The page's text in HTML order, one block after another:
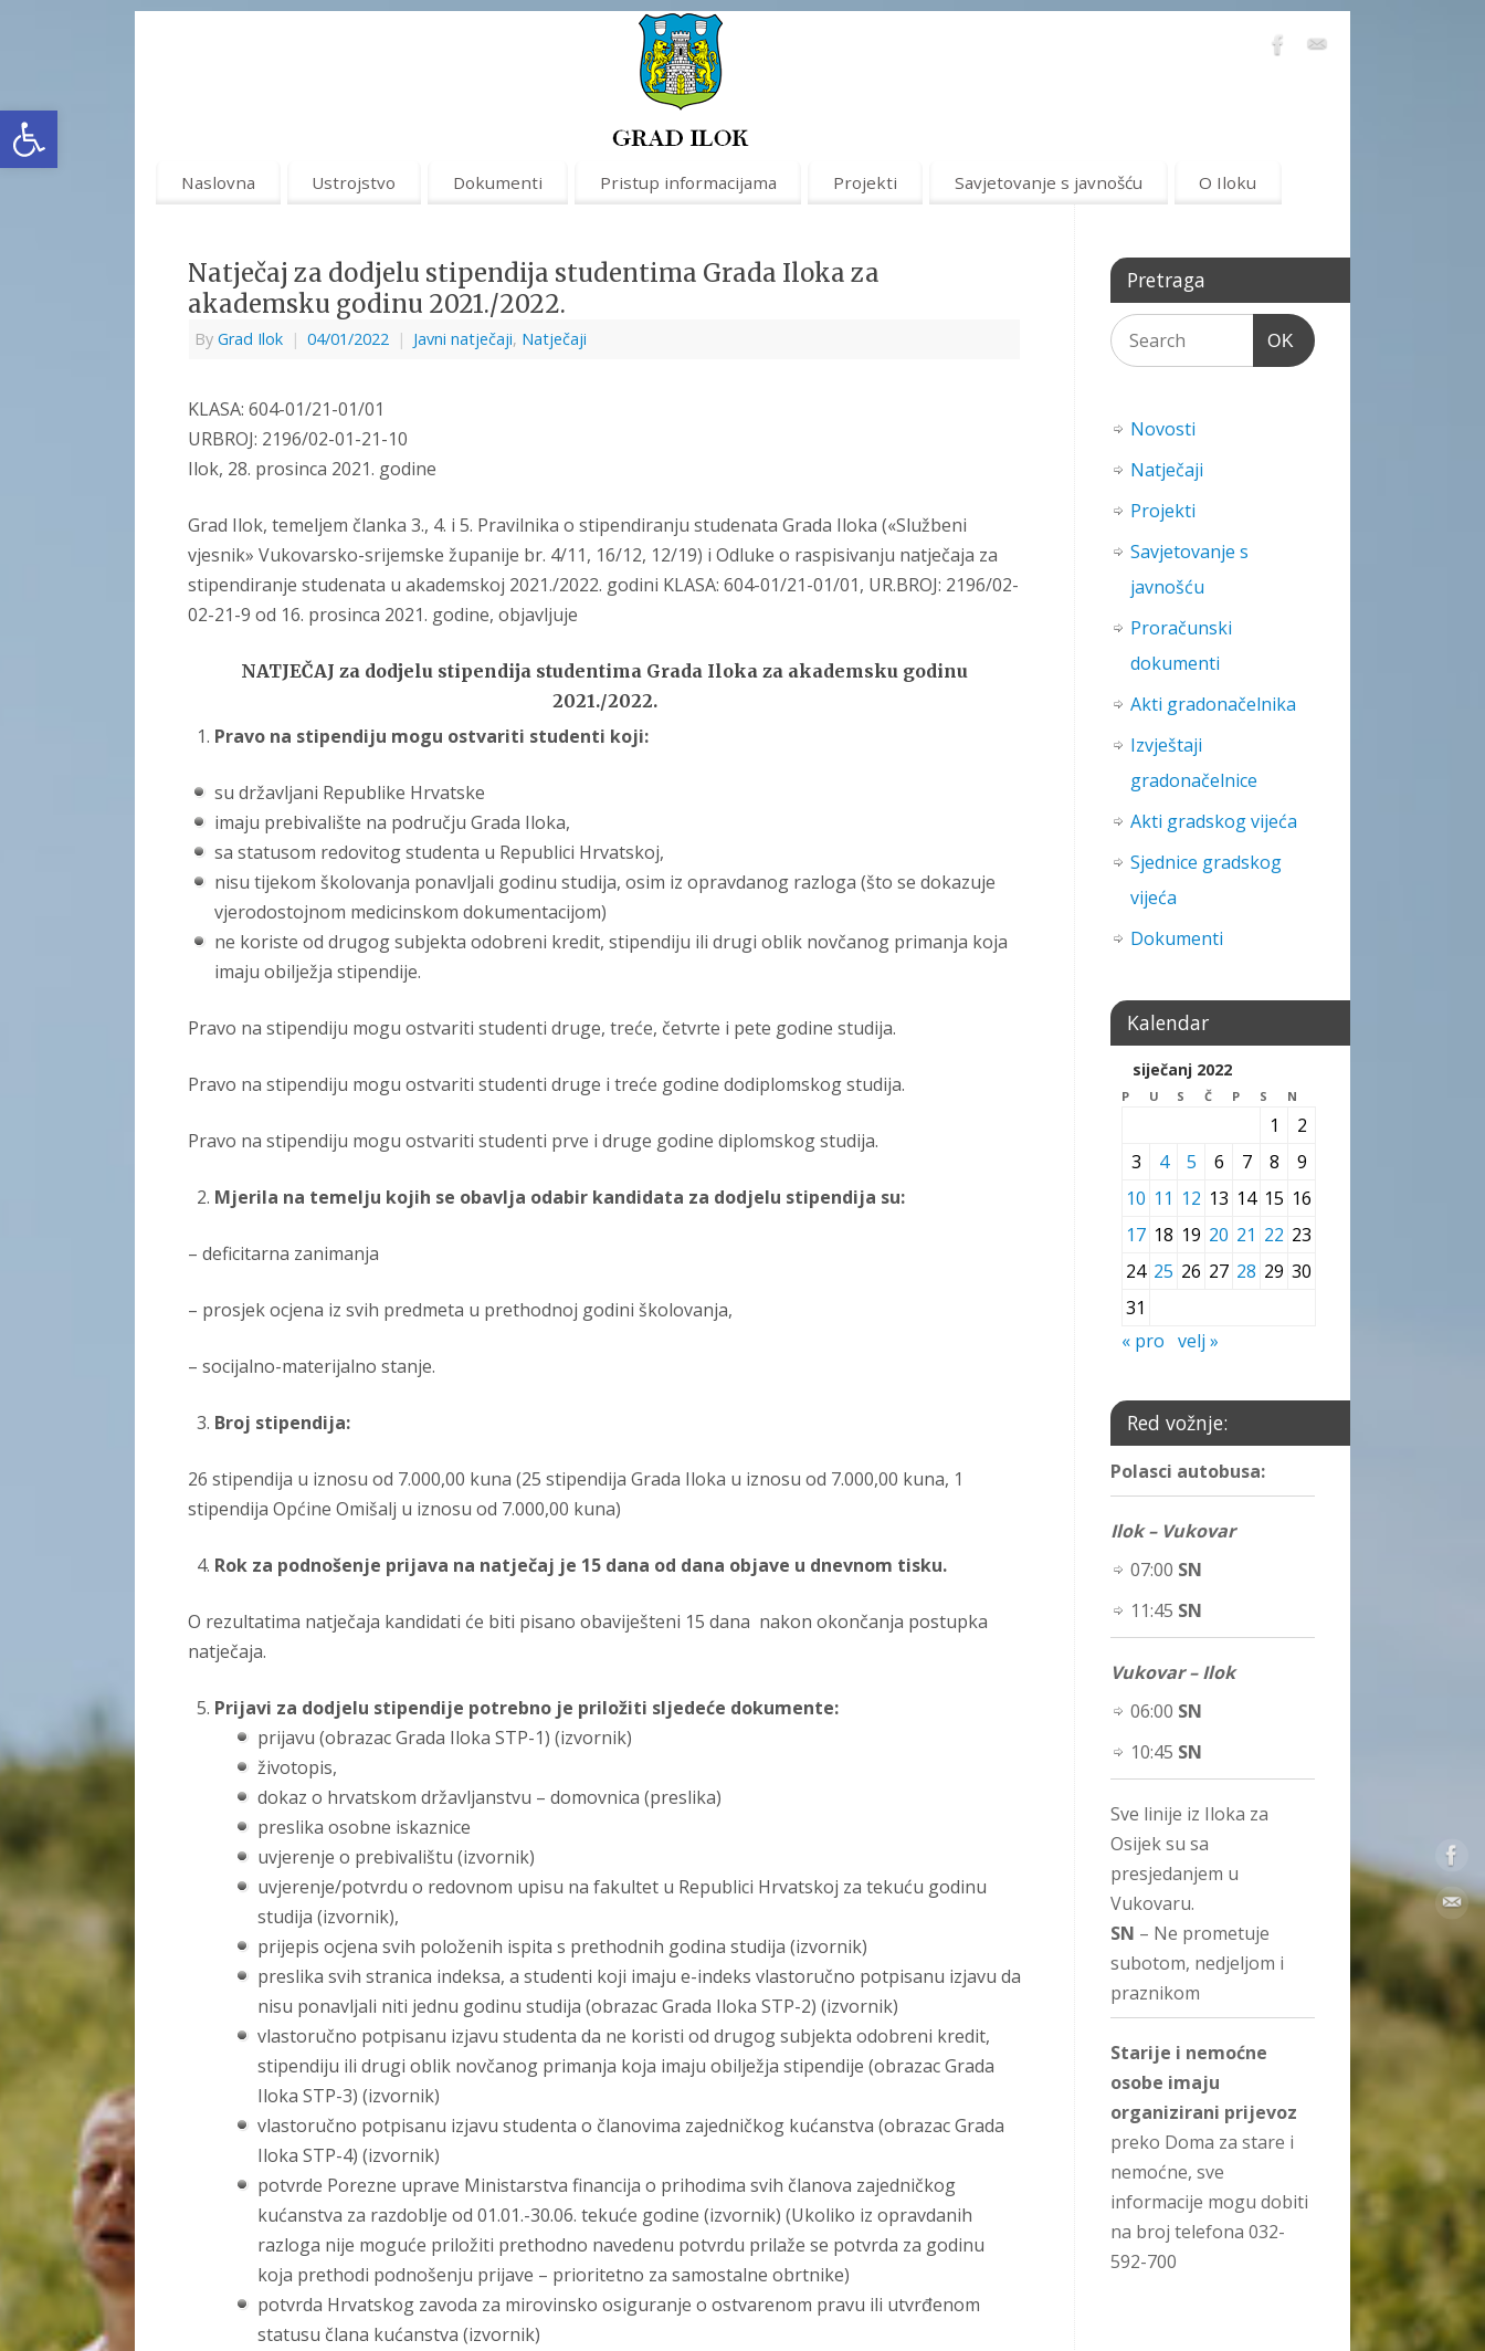
Open toolbar
Naslovna Ustrojstvo Dokumenti Pristup informacijama Projekti Savjetovanje s javnošću O Iloku
Natječaj za dodjelu stipendija studentima Grada Iloka za
akademsku godinu 2021./2022.
By Grad Ilok | 04/01/2022 | Javni natječaji, Natječaji
KLASA: 604-01/21-01/01
URBROJ: 2196/02-01-21-10
Ilok, 28. prosinca 2021. godine
Grad Ilok, temeljem članka 3., 4. i 5. Pravilnika o stipendiranju studenata Grada Iloka («Službeni
vjesnik» Vukovarsko-srijemske županije br. 4/11, 16/12, 12/19) i Odluke o raspisivanju natječaja za
stipendiranje studenata u akademskoj 2021./2022. godini KLASA: 604-01/21-01/01, UR.BROJ: 2196/02-
02-21-9 od 16. prosinca 2021. godine, objavljuje
NATJEČAJ za dodjelu stipendija studentima Grada Iloka za akademsku godinu
2021./2022.
Pravo na stipendiju mogu ostvariti studenti koji:
su državljani Republike Hrvatske
imaju prebivalište na području Grada Iloka,
sa statusom redovitog studenta u Republici Hrvatskoj,
nisu tijekom školovanja ponavljali godinu studija, osim iz opravdanog razloga (što se dokazuje
vjerodostojnom medicinskom dokumentacijom)
ne koriste od drugog subjekta odobreni kredit, stipendiju ili drugi oblik novčanog primanja koja
imaju obilježja stipendije.
Pravo na stipendiju mogu ostvariti studenti druge, treće, četvrte i pete godine studija.
Pravo na stipendiju mogu ostvariti studenti druge i treće godine dodiplomskog studija.
Pravo na stipendiju mogu ostvariti studenti prve i druge godine diplomskog studija.
Mjerila na temelju kojih se obavlja odabir kandidata za dodjelu stipendija su:
– deficitarna zanimanja
– prosjek ocjena iz svih predmeta u prethodnoj godini školovanja,
– socijalno-materijalno stanje.
Broj stipendija:
26 stipendija u iznosu od 7.000,00 kuna (25 stipendija Grada Iloka u iznosu od 7.000,00 kuna, 1
stipendija Općine Omišalj u iznosu od 7.000,00 kuna)
Rok za podnošenje prijava na natječaj je 15 dana od dana objave u dnevnom tisku.
O rezultatima natječaja kandidati će biti pisano obaviješteni 15 dana nakon okončanja postupka
natječaja.
Prijavi za dodjelu stipendije potrebno je priložiti sljedeće dokumente:
prijavu (obrazac Grada Iloka STP-1) (izvornik)
životopis,
dokaz o hrvatskom državljanstvu – domovnica (preslika)
preslika osobne iskaznice
uvjerenje o prebivalištu (izvornik)
uvjerenje/potvrdu o redovnom upisu na fakultet u Republici Hrvatskoj za tekuću godinu
studija (izvornik),
prijepis ocjena svih položenih ispita s prethodnih godina studija (izvornik)
preslika svih stranica indeksa, a studenti koji imaju e-indeks vlastoručno potpisanu izjavu da
nisu ponavljali niti jednu godinu studija (obrazac Grada Iloka STP-2) (izvornik)
vlastoručno potpisanu izjavu studenta da ne koristi od drugog subjekta odobreni kredit,
stipendiju ili drugi oblik novčanog primanja koja imaju obilježja stipendije (obrazac Grada
Iloka STP-3) (izvornik)
vlastoručno potpisanu izjavu studenta o članovima zajedničkog kućanstva (obrazac Grada
Iloka STP-4) (izvornik)
potvrde Porezne uprave Ministarstva financija o prihodima svih članova zajedničkog
kućanstva za razdoblje od 01.01.-30.06. tekuće godine (izvornik) (Ukoliko iz opravdanih
razloga nije moguće priložiti prethodno navedenu potvrdu prilaže se potvrda za godinu
koja prethodi podnošenju prijave – prioritetno za samostalne obrtnike)
potvrda Hrvatskog zavoda za mirovinsko osiguranje o ostvarenom pravu ili utvrđenom
statusu člana kućanstva (izvornik)
Pretraga
OK
Novosti
Natječaji
Projekti
Savjetovanje s
javnošću
Proračunski
dokumenti
Akti gradonačelnika
Izvještaji
gradonačelnice
Akti gradskog vijeća
Sjednice gradskog
vijeća
Dokumenti
Kalendar
siječanj 2022
P U S Č P S N
1
2
3
4 5 6 7 8
9
10 11 12 13 14 15 16
17 18 19 20 21 22 23
24 25 26 27 28 29 30
31
« pro velj »
Red vožnje:
Polasci autobusa:
Ilok – Vukovar
07:00 SN
11:45 SN
Vukovar – Ilok
06:00 SN
10:45 SN
Sve linije iz Iloka za
Osijek su sa
presjedanjem u
Vukovaru.
SN – Ne prometuje
subotom, nedjeljom i
praznikom
Starije i nemoćne
osobe imaju
organizirani prijevoz
preko Doma za stare i
nemoćne, sve
informacije mogu dobiti
na broj telefona 032-
592-700